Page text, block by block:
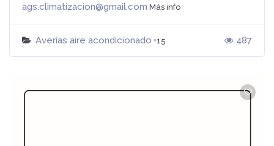
ags.climatizacion@gmail.com Más info
Averías aire acondicionado +15 487